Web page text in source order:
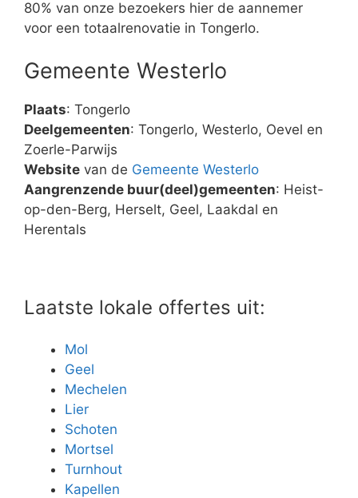
80% van onze bezoekers hier de aannemer
voor een totaalrenovatie in Tongerlo.
Gemeente Westerlo
Plaats: Tongerlo
Deelgemeenten: Tongerlo, Westerlo, Oevel en
Zoerle-Parwijs
Website van de Gemeente Westerlo
Aangrenzende buur(deel)gemeenten: Heist-
op-den-Berg, Herselt, Geel, Laakdal en
Herentals
Laatste lokale offertes uit:
Mol
Geel
Mechelen
Lier
Schoten
Mortsel
Turnhout
Kapellen